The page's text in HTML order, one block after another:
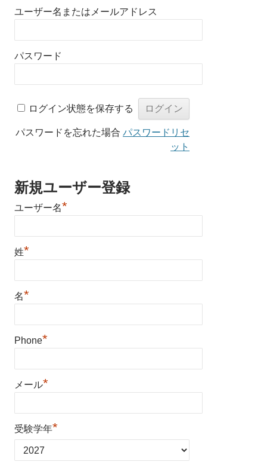
ユーザー名またはメールアドレス
パスワード
ログイン状態を保存する
パスワードを忘れた場合 パスワードリセ
ット
新規ユーザー登録
ユーザー名*
姓*
名*
Phone*
メール*
受験学年*